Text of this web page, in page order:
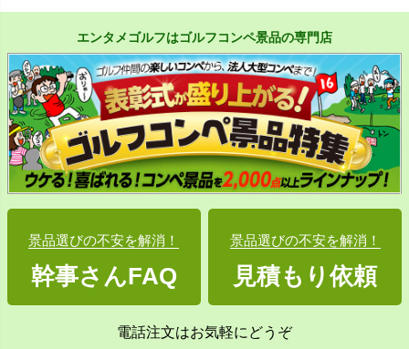
エンタメゴルフはゴルフコンペ景品の専門店
景品選びの不安を解消！
幹事さんFAQ
景品選びの不安を解消！
見積もり依頼
電話注文はお気軽にどうぞ